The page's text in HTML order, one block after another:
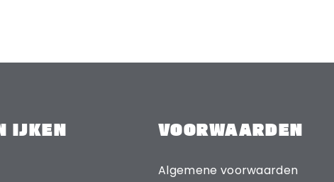
IJKEN VOORWAARDEN
Algemene voorwaarden